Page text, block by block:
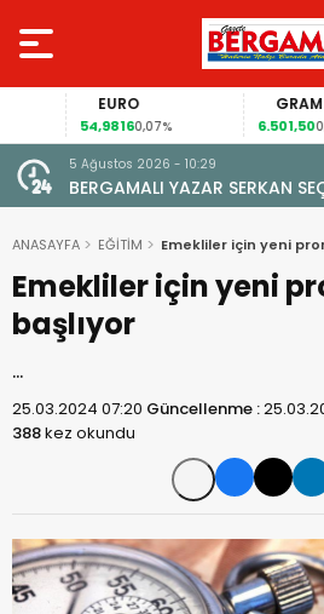
EURO
54,98160,07%
GRAM
6.501,500,14%
5 Ağustos 2026 - 10:29
BERGAMALI YAZAR SERKAN
KİTAP: “PERGAMON’DAN
ANASAYFA EĞİTİM Emekliler için yeni
Emekliler için yeni
başlıyor
…
25.03.2024 07:20 Güncellenme :
388kez okundu